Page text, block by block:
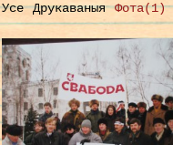
Усе Друкаваныя Фота(1)